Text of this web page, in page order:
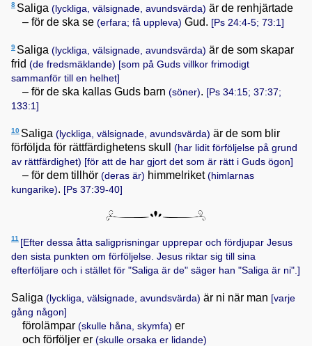
8 Saliga (lyckliga, välsignade, avundsvärda) är de renhjärtade
– för de ska se (erfara; få uppleva) Gud. [Ps 24:4-5; 73:1 ]
9 Saliga (lyckliga, välsignade, avundsvärda) är de som skapar
frid (de fredsmäklande) [som på Guds villkor frimodigt
sammanför till en helhet]
– för de ska kallas Guds barn (söner). [Ps 34:15; 37:37;
133:1 ]
10 Saliga (lyckliga, välsignade, avundsvärda) är de som blir
förföljda för rättfärdighetens skull (har lidit förföljelse på grund
av rättfärdighet) [för att de har gjort det som är rätt i Guds ögon]
– för dem tillhör (deras är) himmelriket (himlarnas
kungarike). [Ps 37:39-40]
11 [Efter dessa åtta saligprisningar upprepar och fördjupar Jesus
den sista punkten om förföljelse. Jesus riktar sig till sina
efterföljare och i stället för "Saliga är de" säger han "Saliga är ni".]
Saliga (lyckliga, välsignade, avundsvärda) är ni när man [varje
gång någon]
förolämpar (skulle håna, skymfa) er
och förföljer er (skulle orsaka er lidande)